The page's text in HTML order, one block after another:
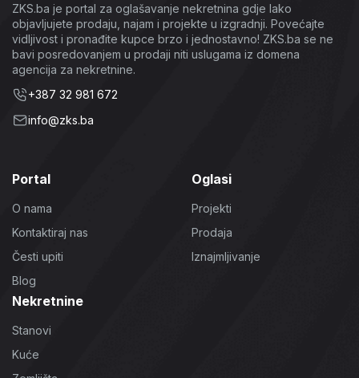
ZKS.ba je portal za oglašavanje nekretnina gdje lako
objavljujete prodaju, najam i projekte u izgradnji. Povećajte
vidljivost i pronađite kupce brzo i jednostavno! ZKS.ba se ne
bavi posredovanjem u prodaji niti uslugama iz domena
agencija za nekretnine.
+387 32 981 672
info@zks.ba
Portal
O nama
Kontaktiraj nas
Česti upiti
Blog
Oglasi
Projekti
Prodaja
Iznajmljivanje
Nekretnine
Stanovi
Kuće